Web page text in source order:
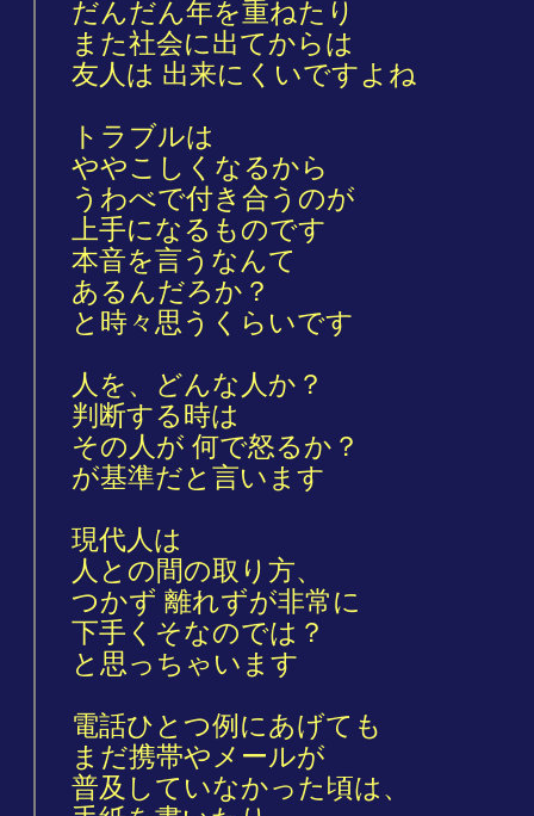
だんだん年を重ねたり
また社会に出てからは
友人は 出来にくいですよね
トラブルは
ややこしくなるから
うわべで付き合うのが
上手になるものです
本音を言うなんて
あるんだろか？
と時々思うくらいです
人を、どんな人か？
判断する時は
その人が 何で怒るか？
が基準だと言います
現代人は
人との間の取り方、
つかず 離れずが非常に
下手くそなのでは？
と思っちゃいます
電話ひとつ例にあげても
まだ携帯やメールが
普及していなかった頃は、